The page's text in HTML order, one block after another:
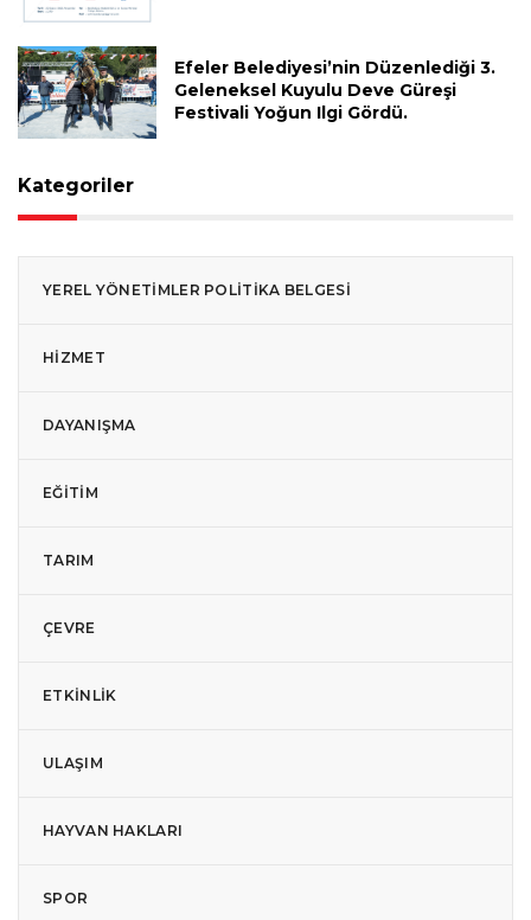
Efeler Belediyesi’nin Düzenlediği 3.
Geleneksel Kuyulu Deve Güreşi
Festivali Yoğun Ilgi Gördü.
Kategoriler
YEREL YÖNETIMLER POLITIKA BELGESI
HIZMET
DAYANIŞMA
EĞITIM
TARIM
ÇEVRE
ETKINLIK
ULAŞIM
HAYVAN HAKLARI
SPOR